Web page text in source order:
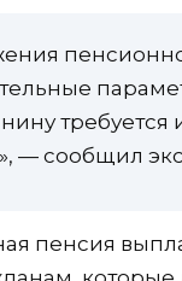
требуется
— сообщил
пенсия